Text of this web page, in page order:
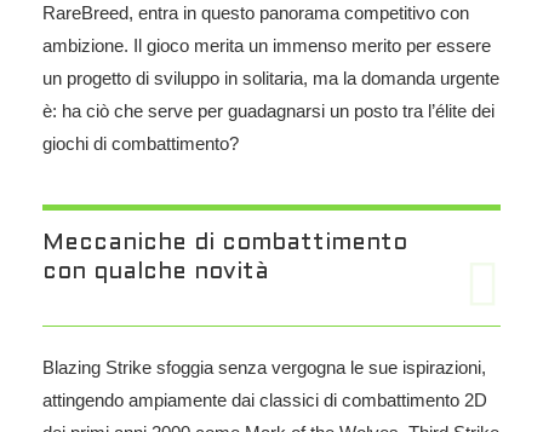
RareBreed, entra in questo panorama competitivo con
ambizione. Il gioco merita un immenso merito per essere
un progetto di sviluppo in solitaria, ma la domanda urgente
è: ha ciò che serve per guadagnarsi un posto tra l’élite dei
giochi di combattimento?
Meccaniche di combattimento
con qualche novità
Blazing Strike sfoggia senza vergogna le sue ispirazioni,
attingendo ampiamente dai classici di combattimento 2D